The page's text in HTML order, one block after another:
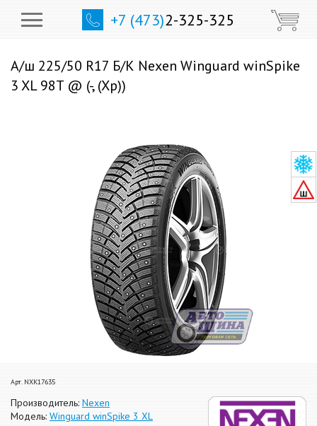
+7 (473)2-325-325
А/ш 225/50 R17 Б/К Nexen Winguard winSpike
3 XL 98T @ (-, (Хр))
Арт. NXK17635
Производитель: Nexen
Модель: Winguard winSpike 3 XL